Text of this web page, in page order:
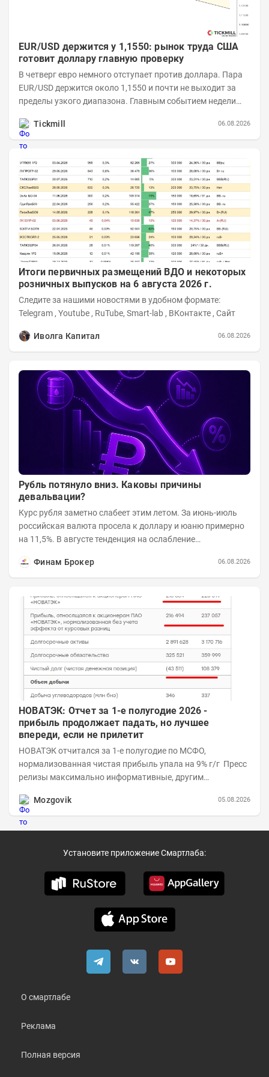
EUR/USD держится у 1,1550: рынок труда США
готовит доллару главную проверку
В четверг евро немного отступает против доллара. Пара
EUR/USD держится около 1,1550 и почти не выходит за
пределы узкого диапазона. Главным событием недели
Tickmill
06.08.2026
Итоги первичных размещений ВДО и некоторых
розничных выпусков на 6 августа 2026 г.
Следите за нашими новостями в удобном формате:
Telegram , Youtube , RuTube, Smart-lab , ВКонтакте , Сайт
Иволга Капитал 06.08.2026
Рубль потянуло вниз. Каковы причины
девальвации?
Курс рубля заметно слабеет этим летом. За июнь-июль
российская валюта просела к доллару и юаню примерно
на 11,5%. В августе тенденция на ослабление
Финам Брокер
06.08.2026
НОВАТЭК: Отчет за 1-е полугодие 2026 -
прибыль продолжает падать, но лучшее
впереди, если не прилетит
НОВАТЭК отчитался за 1-е полугодие по МСФО,
нормализованная чистая прибыль упала на 9% г/г Пресс
релизы максимально информативные, другим
Mozgovik
05.08.2026
Установите приложение Смартлаба:
О смартлабе
Реклама
Полная версия